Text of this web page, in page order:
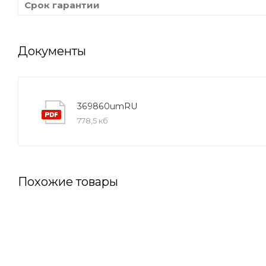
Срок гарантии
Документы
369860umRU
778,5 кб
Похожие товары